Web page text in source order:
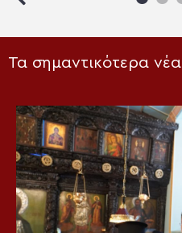
Τα σημαντικότερα νέα